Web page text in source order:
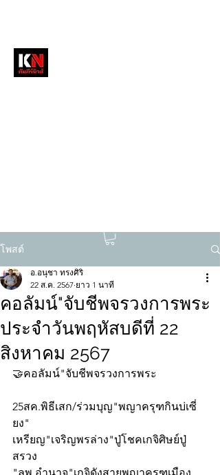
โพสต์
คอลัมน์"จับชีพจรวงการพระ
ประจำวันพฤหัสบดีที่ 22
สิงหาคม 2567
อ.อนุชา ทรงศิริ
22 ส.ค. 2567 ยาว 1 นาที
🤝คอลัมน์"จับชีพจรวงการพระ
25สค.พิธีเสก/ร่วมบุญ"พญาครุฑกินบ่เซี่
ยง"
เหรียญ"เจริญพรล่าง"ปู่โชคเกจิศิษย์ปู่
สรวง